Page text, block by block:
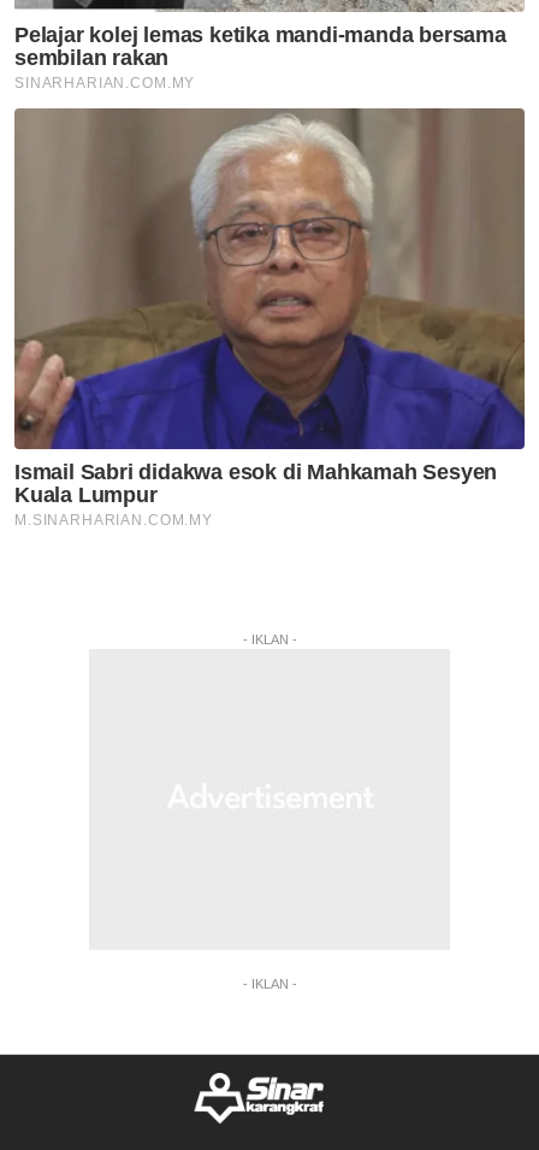
- IKLAN -
- IKLAN -